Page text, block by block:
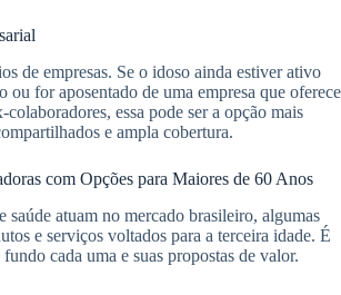
de empresas. Se o idoso ainda estiver ativo
ou for aposentado de uma empresa que oferece
colaboradores, essa pode ser a opção mais
e ampla cobertura.
com Opções para Maiores de 60 Anos
saúde atuam no mercado brasileiro, algumas
e serviços voltados para a terceira idade. É
cada uma e suas propostas de valor.